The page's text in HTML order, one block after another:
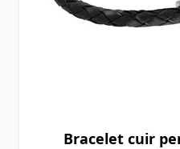
Bracelet cuir